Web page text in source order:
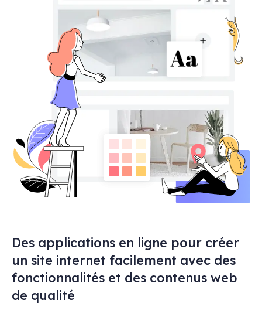
Des applications en ligne pour créer
un site internet facilement avec des
fonctionnalités et des contenus web
de qualité